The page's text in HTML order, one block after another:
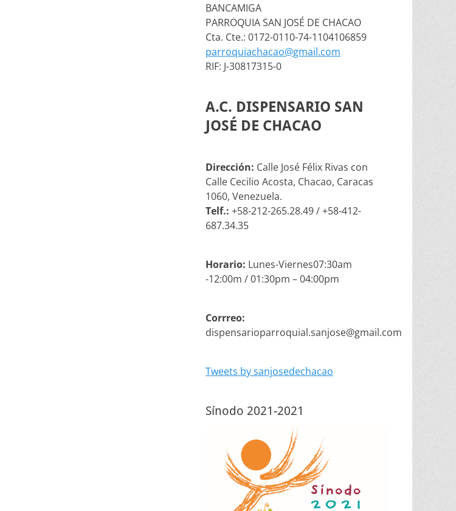
BANCAMIGA
PARROQUIA SAN JOSÉ DE CHACAO
Cta. Cte.: 0172-0110-74-1104106859
parroquiachacao@gmail.com
RIF: J-30817315-0
A.C. DISPENSARIO SAN
JOSÉ DE CHACAO
Dirección: Calle José Félix Rivas con
Calle Cecilio Acosta, Chacao, Caracas
1060, Venezuela.
Telf.: +58-212-265.28.49 / +58-412-
687.34.35
Horario: Lunes-Viernes07:30am
-12:00m / 01:30pm – 04:00pm
Corrreo:
dispensarioparroquial.sanjose@gmail.com
Tweets by sanjosedechacao
Sínodo 2021-2021